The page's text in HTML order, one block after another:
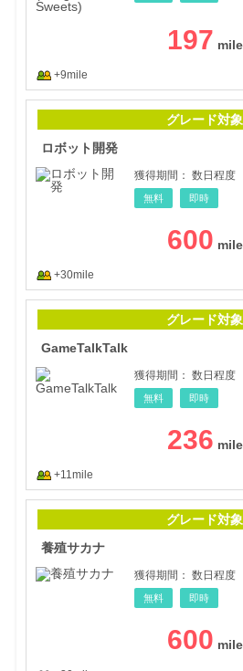
197
+9mile
グレード対象
ロボット開発
獲得期間： 数日程度
無料 即時
600
+30mile
グレード対象
GameTalkTalk
獲得期間： 数日程度
無料 即時
236
+11mile
グレード対象
養殖サカナ
獲得期間： 数日程度
無料 即時
600